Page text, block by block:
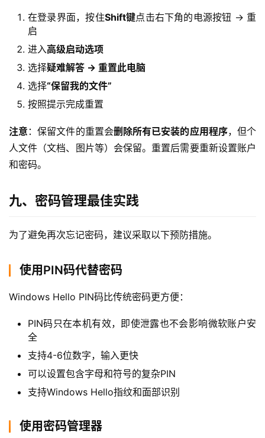
在登录界面，按住Shift键点击右下角的电源按钮 → 重
启
进入高级启动选项
选择疑难解答 → 重置此电脑
选择“保留我的文件”
按照提示完成重置
注意 ：保留文件的重置会删除所有已安装的应用程序，但个
人文件（文档、图片等）会保留。重置后需要重新设置账户
和密码。
九、密码管理最佳实践
为了避免再次忘记密码，建议采取以下预防措施。
使用PIN码代替密码
Windows Hello PIN码比传统密码更方便：
PIN码只在本机有效，即使泄露也不会影响微软账户安
全
支持4-6位数字，输入更快
可以设置包含字母和符号的复杂PIN
支持Windows Hello指纹和面部识别
使用密码管理器